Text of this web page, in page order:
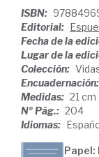
ISBN:
Editorial:
Fecha de la
Lugar de la
Colección:
Encuadernación:
Medidas: 21 cm
Nº Pág.: 204
Idiomas:
Papel: